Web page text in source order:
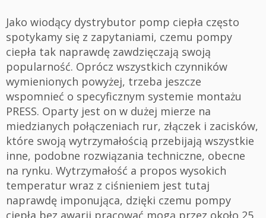
Jako wiodący dystrybutor pomp ciepła często
spotykamy się z zapytaniami, czemu pompy
ciepła tak naprawdę zawdzięczają swoją
popularność. Oprócz wszystkich czynników
wymienionych powyżej, trzeba jeszcze
wspomnieć o specyficznym systemie montażu
PRESS. Oparty jest on w dużej mierze na
miedzianych połączeniach rur, złączek i zacisków,
które swoją wytrzymałością przebijają wszystkie
inne, podobne rozwiązania techniczne, obecne
na rynku. Wytrzymałość a propos wysokich
temperatur wraz z ciśnieniem jest tutaj
naprawdę imponująca, dzięki czemu pompy
ciepła bez awarii pracować mogą przez około 25